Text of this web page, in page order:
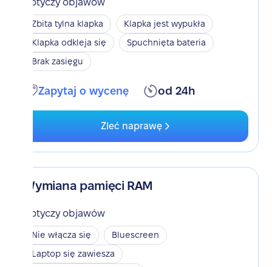
Dotyczy objawów
Zbita tylna klapka
Klapka jest wypukła
Klapka odkleja się
Spuchnięta bateria
Brak zasięgu
Zapytaj o wycenę od 24h
Zleć naprawę
Wymiana pamięci RAM
Dotyczy objawów
Nie włącza się
Bluescreen
Laptop się zawiesza